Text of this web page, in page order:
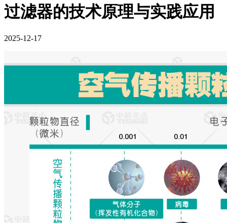
过滤器的技术原理与实践应用
2025-12-17